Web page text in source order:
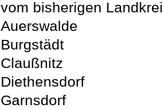
vom bisherigen
Auerswalde
Burgstädt
Claußnitz
Diethensdorf
Garnsdorf